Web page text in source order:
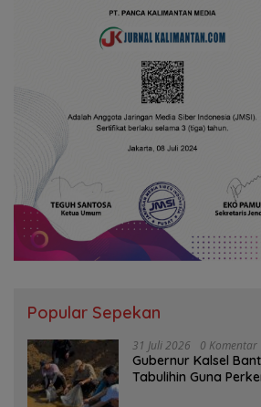
Popular Sepekan
31 Juli 2026 0 Komentar
Gubernur Kalsel
Tabulihin Guna